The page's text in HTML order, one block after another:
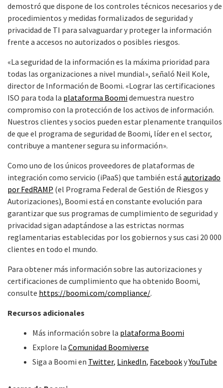
demostró que dispone de los controles técnicos necesarios y de
procedimientos y medidas formalizados de seguridad y
privacidad de TI para salvaguardar y proteger la información
frente a accesos no autorizados o posibles riesgos.
«La seguridad de la información es la máxima prioridad para
todas las organizaciones a nivel mundial», señaló Neil Kole,
director de Información de Boomi. «Lograr las certificaciones
ISO para toda la plataforma Boomidemuestra nuestro
compromiso con la protección de los activos de información.
Nuestros clientes y socios pueden estar plenamente tranquilos
de que el programa de seguridad de Boomi, líder en el sector,
contribuye a mantener segura su información».
Como uno de los únicos proveedores de plataformas de
integración como servicio (iPaaS) que también está autorizado
por FedRAMP (el Programa Federal de Gestión de Riesgos y
Autorizaciones), Boomi está en constante evolución para
garantizar que sus programas de cumplimiento de seguridad y
privacidad sigan adaptándose a las estrictas normas
reglamentarias establecidas por los gobiernos y sus casi 20 000
clientes en todo el mundo.
Para obtener más información sobre las autorizaciones y
certificaciones de cumplimiento que ha obtenido Boomi,
consulte https://boomi.com/compliance/.
Recursos adicionales
Más información sobre la plataforma Boomi
Explore la Comunidad Boomiverse
Siga a Boomi en Twitter, LinkedIn, FacebookyYouTube